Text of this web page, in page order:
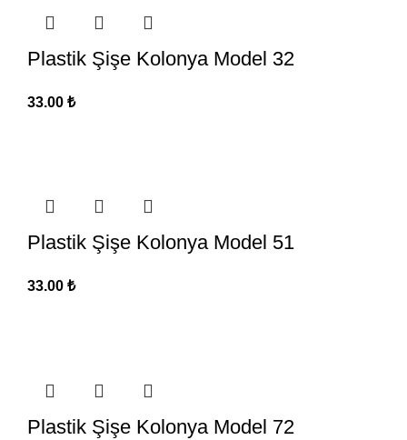
Plastik Şişe Kolonya Model 32
33.00 ₺
Plastik Şişe Kolonya Model 51
33.00 ₺
Plastik Şişe Kolonya Model 72